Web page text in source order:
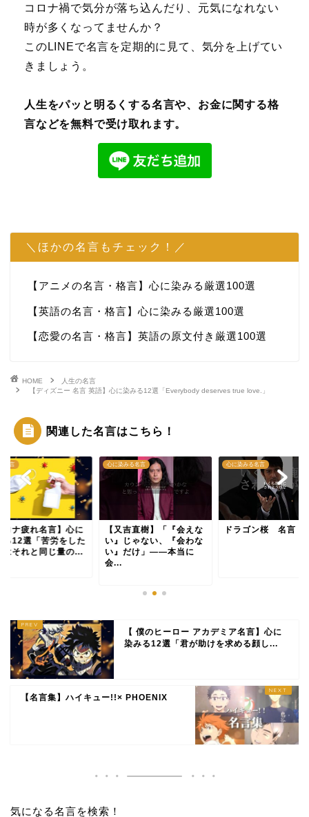
コロナ禍で気分が落ち込んだり、元気になれない
時が多くなってませんか？
このLINEで名言を定期的に見て、気分を上げてい
きましょう。
人生をパッと明るくする名言や、お金に関する格
言などを無料で受け取れます。
＼ほかの名言もチェック！／
【アニメの名言・格言】心に染みる厳選100選
【英語の名言・格言】心に染みる厳選100選
【恋愛の名言・格言】英語の原文付き厳選100選
HOME
人生の名言
【ディズニー 名言 英語】心に染みる12選「Everybody deserves true love.」
関連した名言はこちら！
名言
ロナ疲れ名言】心に
る12選「苦労をした
はそれと同じ量の...
心に染みる名言
【又吉直樹】「『会えな
い』じゃない、『会わな
い』だけ」――本当に
会...
心に染みる名言
ドラゴン桜 名言
【 僕のヒーロー アカデミア名言】心に
染みる12選「君が助けを求める顔し...
【名言集】ハイキュー!!× PHOENIX
気になる名言を検索！